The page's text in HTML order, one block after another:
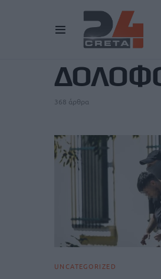
368 άρθρα
UNCATEGORIZED